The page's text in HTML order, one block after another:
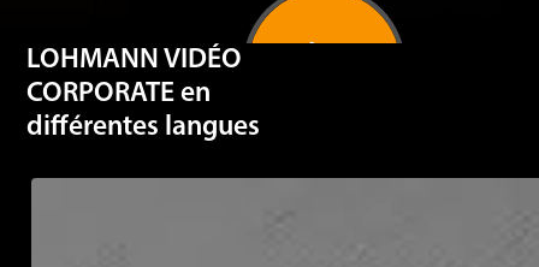
PLUS D'INFOS
LOHMANN VIDÉO
CORPORATE en
différentes langues